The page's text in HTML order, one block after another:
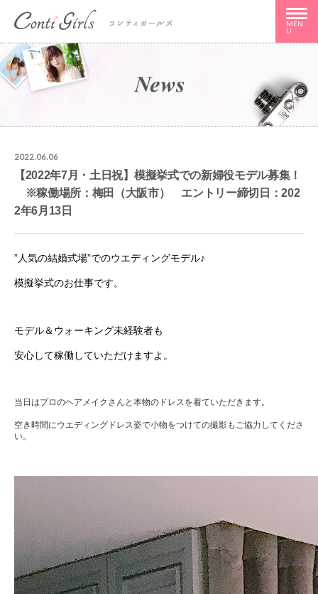
MEN
U
2022.06.06
【2022年7月・土日祝】模擬挙式での新婦役モデル募集！
※稼働場所：梅田（大阪市） エントリー締切日：202
2年6月13日
”人気の結婚式場”でのウエディングモデル♪
模擬挙式のお仕事です。
モデル＆ウォーキング未経験者も
安心して稼働していただけますよ。
当日はプロのヘアメイクさんと本物のドレスを着ていただきます。
空き時間にウエディングドレス姿で小物をつけての撮影もご協力してくださ
い。